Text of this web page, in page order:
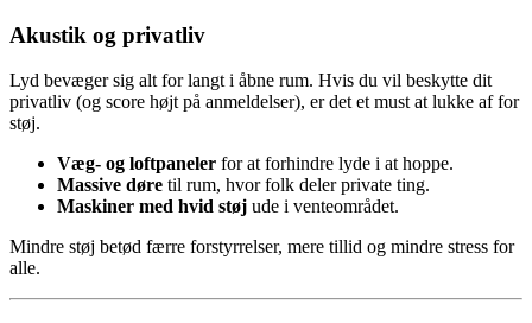
Akustik og privatliv
Lyd bevæger sig alt for langt i åbne rum. Hvis du vil beskytte dit
privatliv (og score højt på anmeldelser), er det et must at lukke af for
støj.
Væg- og loftpaneler for at forhindre lyde i at hoppe.
Massive døre til rum, hvor folk deler private ting.
Maskiner med hvid støj ude i venteområdet.
Mindre støj betød færre forstyrrelser, mere tillid og mindre stress for
alle.